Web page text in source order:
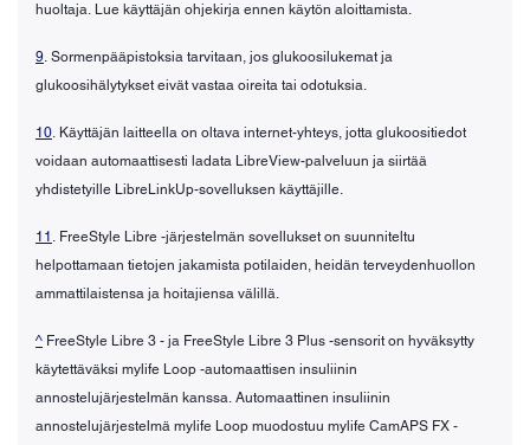
huoltaja. Lue käyttäjän ohjekirja ennen käytön aloittamista.
9. Sormenpääpistoksia tarvitaan, jos glukoosilukemat ja
glukoosihälytykset eivät vastaa oireita tai odotuksia.
10. Käyttäjän laitteella on oltava internet-yhteys, jotta glukoositiedot
voidaan automaattisesti ladata LibreView-palveluun ja siirtää
yhdistetyille LibreLinkUp-sovelluksen käyttäjille.
11 . FreeStyle Libre -järjestelmän sovellukset on suunniteltu
helpottamaan tietojen jakamista potilaiden, heidän terveydenhuollon
ammattilaistensa ja hoitajiensa välillä.
^ FreeStyle Libre 3 - ja FreeStyle Libre 3 Plus -sensorit on hyväksytty
käytettäväksi mylife Loop -automaattisen insuliinin
annostelujärjestelmän kanssa. Automaattinen insuliinin
annostelujärjestelmä mylife Loop muodostuu mylife CamAPS FX -